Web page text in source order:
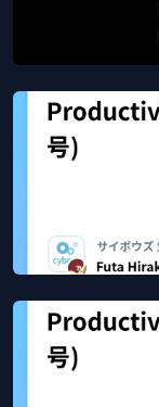
Feb 10, 2023
Zenn scrap
Feb 5, 2023
Zenn